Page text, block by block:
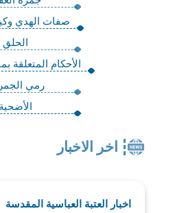
صفات الهدي
الحلق
الأحكام المتعلقة
رمي
الأضحية
اخر الاخبار
اخبار العتبة العباسية المقدسة